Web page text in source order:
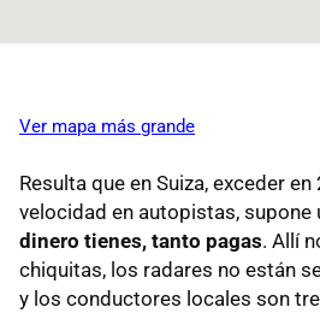
Ver mapa más grande
Resulta que en Suiza, exceder
velocidad en autopistas, supone
dinero tienes, tanto pagas. Allí
chiquitas, los radares no están
y los conductores locales son